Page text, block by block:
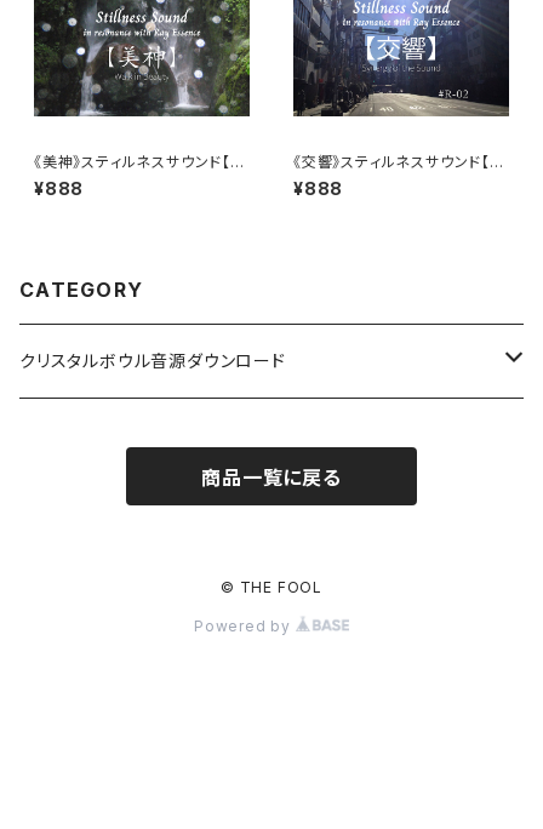
《美神》スティルネスサウンド【ダ
ウンロード音源】
¥888
《交響》スティルネスサウンド【ダ
ウンロード音源】
¥888
CATEGORY
クリスタルボウル音源ダウンロード
商品一覧に戻る
© THE FOOL
Powered by